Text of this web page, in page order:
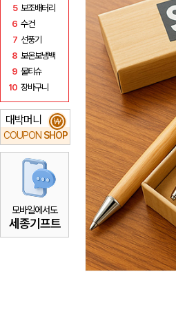
5 보조배터리
6 수건
7 선풍기
8 보온보냉백
9 물티슈
10 장바구니
대박머니
COUPON SHOP
₩
모바일에서도
세종기프트